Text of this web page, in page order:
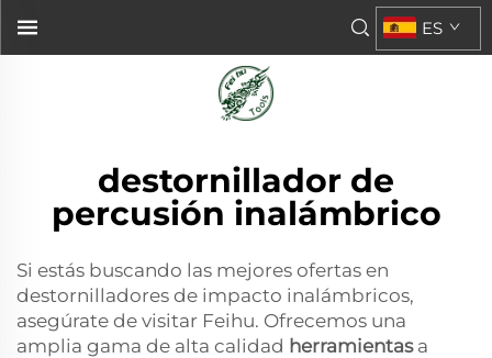
ES
destornillador de
percusión inalámbrico
Si estás buscando las mejores ofertas en
destornilladores de impacto inalámbricos,
asegúrate de visitar Feihu. Ofrecemos una
amplia gama de alta calidad herramientas a